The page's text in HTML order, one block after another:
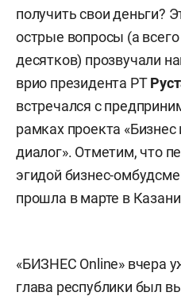
получить свои деньги?
острые вопросы (а
десятков) прозвучали
врио президента РТ
встречался с
рамках проекта
диалог». Отметим, что
эгидой бизнес-
прошла в марте в
«БИЗНЕС Online» вчера
глава республики был